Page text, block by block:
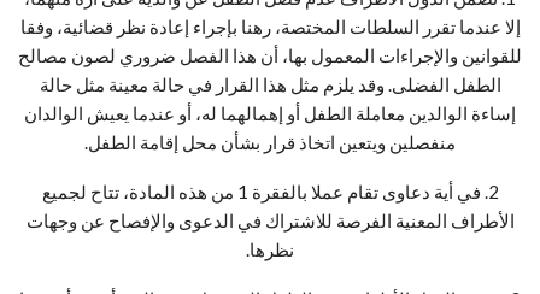
إلا عندما تقرر السلطات المختصة، رهنا بإجراء إعادة نظر قضائية، وفقا
للقوانين والإجراءات المعمول بها، أن هذا الفصل ضروري لصون مصالح
الطفل الفضلى. وقد يلزم مثل هذا القرار في حالة معينة مثل حالة
إساءة الوالدين معاملة الطفل أو إهمالهما له، أو عندما يعيش الوالدان
منفصلين ويتعين اتخاذ قرار بشأن محل إقامة الطفل.
2. في أية دعاوى تقام عملا بالفقرة 1 من هذه المادة، تتاح لجميع
الأطراف المعنية الفرصة للاشتراك في الدعوى والإفصاح عن وجهات
نظرها.